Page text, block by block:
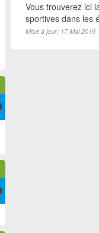
Vous trouverez ici
sportives dans les
Mise à jour: 17 Mai 2019